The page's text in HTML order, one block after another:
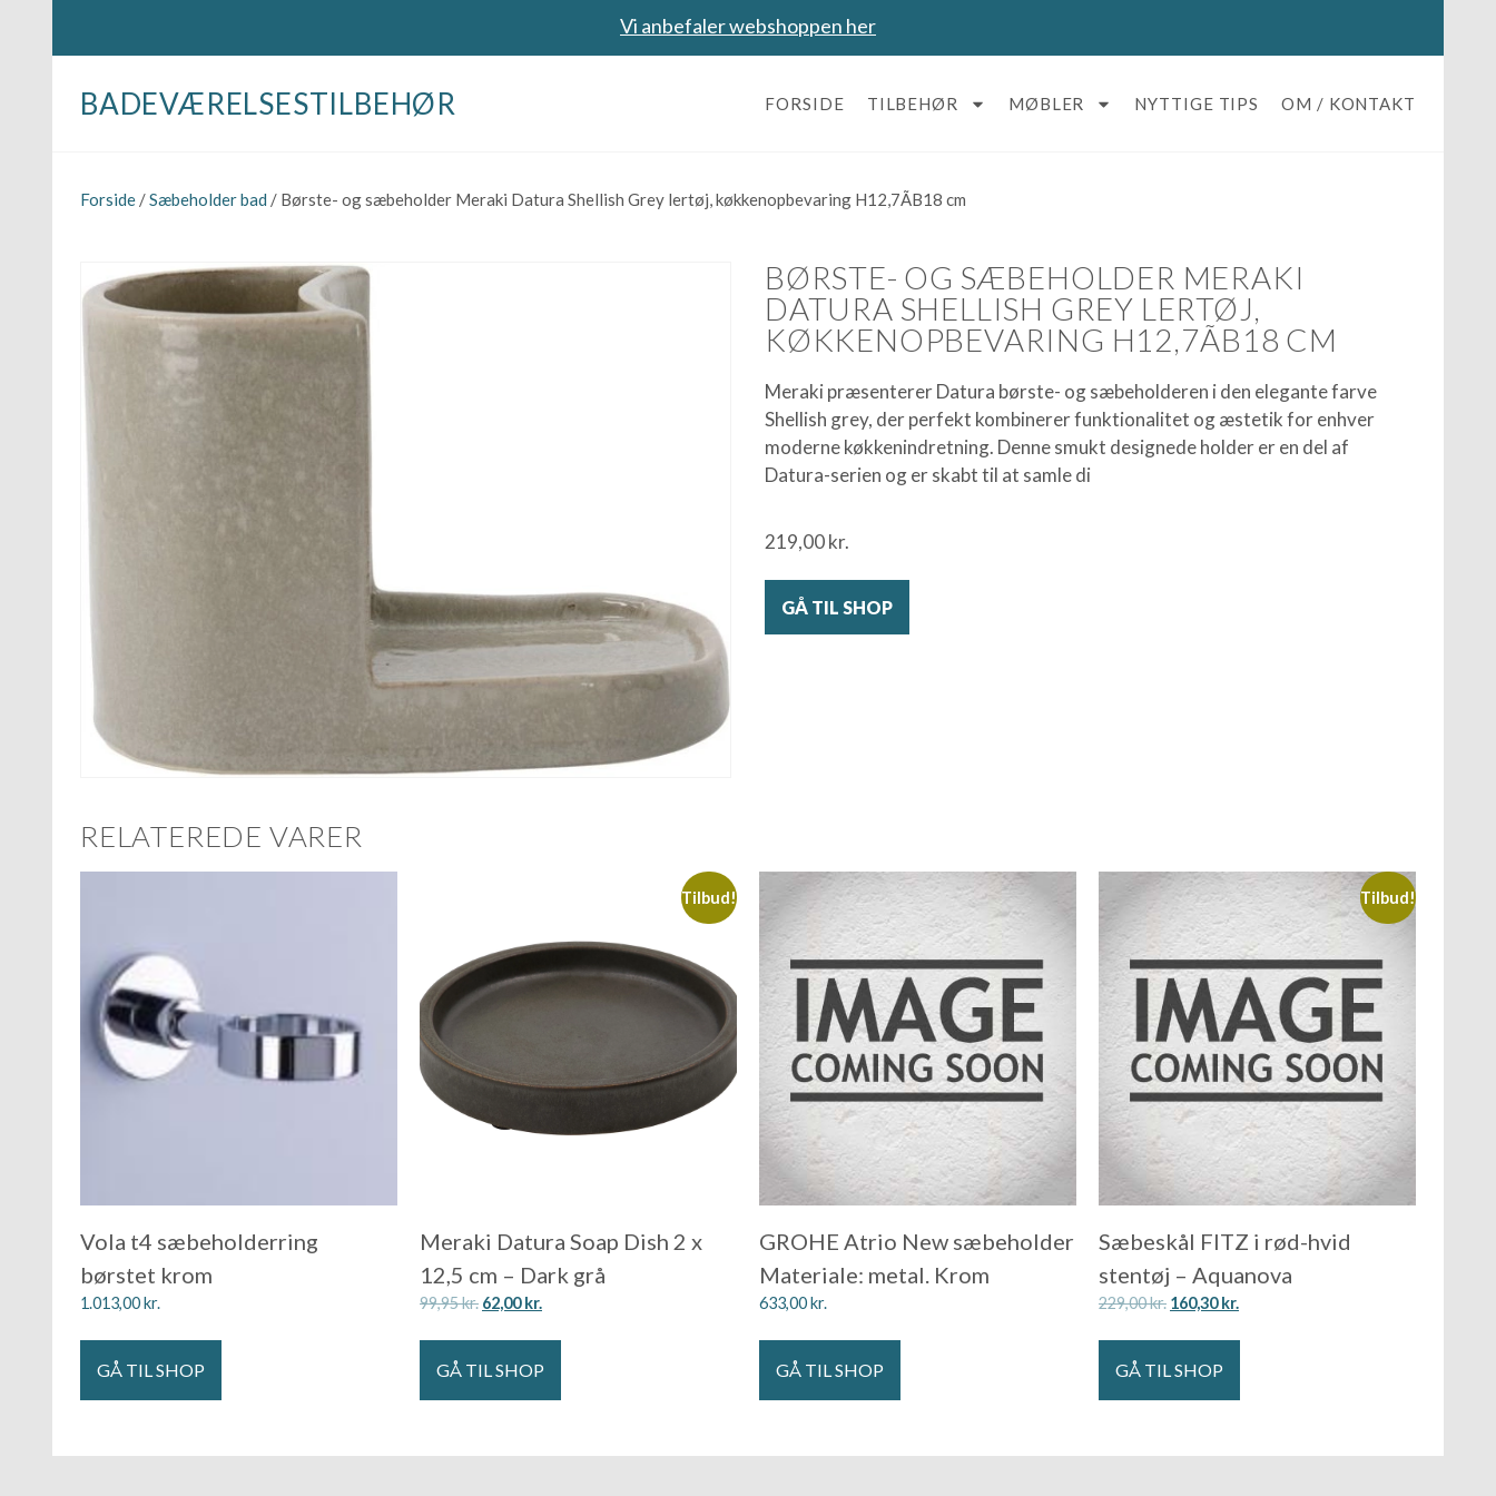
Vi anbefaler webshoppen her
BADEVÆRELSESTILBEHØR FORSIDE TILBEHØR MØBLER NYTTIGE TIPS OM / KONTAKT
Forside /Sæbeholder bad / Børste- og sæbeholder Meraki Datura Shellish Grey lertøj, køkkenopbevaring H12,7ÃB18 cm
BØRSTE- OG SÆBEHOLDER MERAKI
DATURA SHELLISH GREY LERTØJ,
KØKKENOPBEVARING H12,7ÃB18 CM
Meraki præsenterer Datura børste- og sæbeholderen i den elegante farve
Shellish grey, der perfekt kombinerer funktionalitet og æstetik for enhver
moderne køkkenindretning. Denne smukt designede holder er en del af
Datura-serien og er skabt til at samle di
219,00kr.
GÅ TIL SHOP
RELATEREDE VARER
Vola t4 sæbeholderring
børstet krom
1.013,00kr.
GÅ TIL SHOP
Tilbud!
Meraki Datura Soap Dish 2 x
12,5 cm – Dark grå
99,95kr. 62,00kr.
GÅ TIL SHOP
GROHE Atrio New sæbeholder
Materiale: metal. Krom
633,00kr.
GÅ TIL SHOP
Tilbud!
Sæbeskål FITZ i rød-hvid
stentøj – Aquanova
229,00kr. 160,30kr.
GÅ TIL SHOP